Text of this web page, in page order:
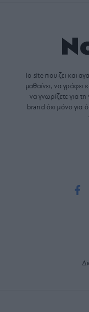
Το site που ζει και
μαθαίνει, να γράφει
να γνωρίζετε για
brand όχι μόνο για